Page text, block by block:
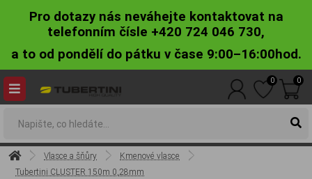
Pro dotazy nás neváhejte kontaktovat na
telefonním čísle +420 724 046 730,
a to od pondělí do pátku v čase 9:00–16:00hod.
0 0
Vlasce a šňůry
Kmenové vlasce
Tubertini CLUSTER 150m 0,28mm